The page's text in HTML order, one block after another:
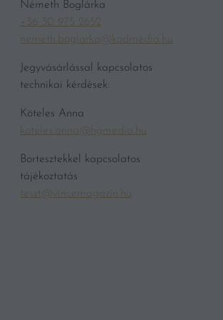
Németh Boglárka
+36 30 975 2652
nemeth.boglarka@kodmedia.hu
Jegyvásárlással kapcsolatos
technikai kérdések:
Köteles Anna
koteles.anna@hgmedia.hu
Bortesztekkel kapcsolatos
tájékoztatás
teszt@vincemagazin.hu